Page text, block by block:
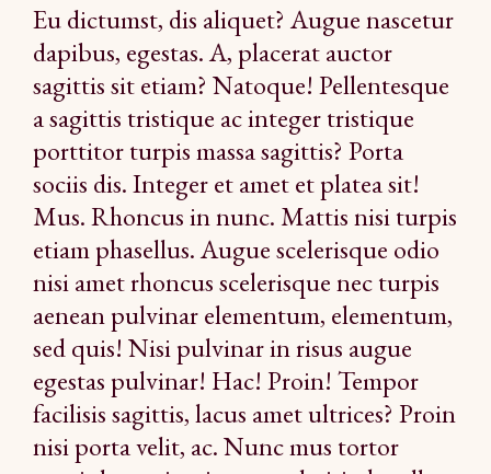
Eu dictumst, dis aliquet? Augue nascetur
dapibus, egestas. A, placerat auctor
sagittis sit etiam? Natoque! Pellentesque
a sagittis tristique ac integer tristique
porttitor turpis massa sagittis? Porta
sociis dis. Integer et amet et platea sit!
Mus. Rhoncus in nunc. Mattis nisi turpis
etiam phasellus. Augue scelerisque odio
nisi amet rhoncus scelerisque nec turpis
aenean pulvinar elementum, elementum,
sed quis! Nisi pulvinar in risus augue
egestas pulvinar! Hac! Proin! Tempor
facilisis sagittis, lacus amet ultrices? Proin
nisi porta velit, ac. Nunc mus tortor